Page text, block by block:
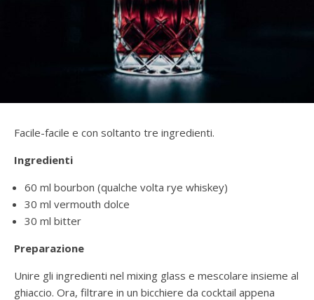
Facile-facile e con soltanto tre ingredienti.
Ingredienti
60 ml bourbon (qualche volta rye whiskey)
30 ml vermouth dolce
30 ml bitter
Preparazione
Unire gli ingredienti nel mixing glass e mescolare insieme al
ghiaccio. Ora, filtrare in un bicchiere da cocktail appena